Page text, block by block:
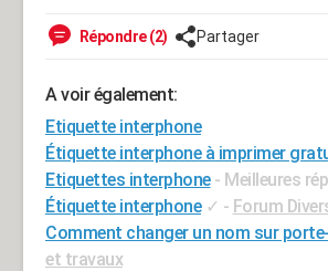
Répondre (2) Partager
A voir également:
Etiquette interphone
Étiquette interphone à imprimer
Etiquettes interphone - Meilleures
Étiquette interphone ✓ - Forum
Comment changer un nom sur
et travaux